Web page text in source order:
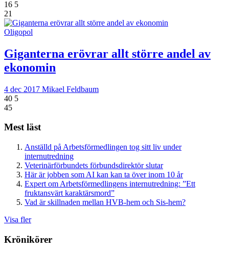
16 5
21
Oligopol
Giganterna erövrar allt större andel av
ekonomin
4 dec 2017 Mikael Feldbaum
40 5
45
Mest läst
Anställd på Arbetsförmedlingen tog sitt liv under
internutredning
Veterinärförbundets förbundsdirektör slutar
Här är jobben som AI kan kan ta över inom 10 år
Expert om Arbetsförmedlingens internutredning: ”Ett
fruktansvärt karaktärsmord”
Vad är skillnaden mellan HVB-hem och Sis-hem?
Visa fler
Krönikörer